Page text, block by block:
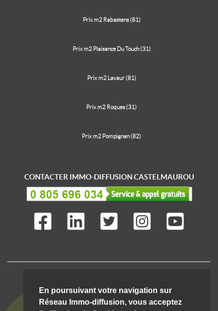
En poursuivant votre navigation sur
Réseau Immo-diffusion, vous acceptez
Prix m2 Rabastens (81)
Prix m2 Plaisance Du Touch (31)
Prix m2 Lavaur (81)
Prix m2 Roques (31)
Prix m2 Pompignan (82)
CONTACTER IMMO-DIFFUSION CASTELMAUROU